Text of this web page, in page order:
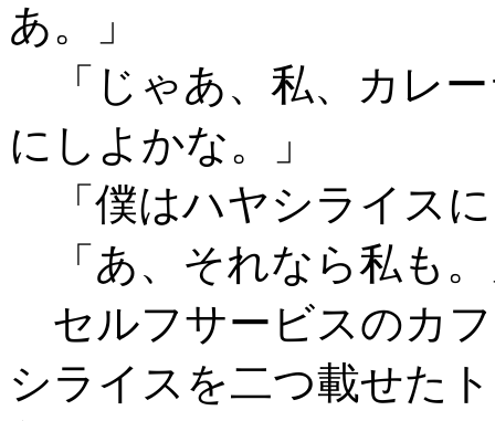
あ。」
「じゃあ、私、カレ
にしよかな。」
「僕はハヤシライス
「あ、それなら私も
セルフサービスのカ
シライスを二つ載せた